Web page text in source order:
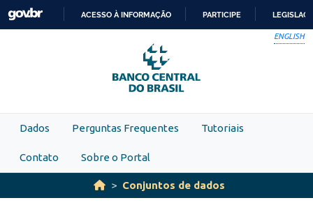
Skip to main content
PARA
O
CONTEÚDO
ACESSO À INFORMAÇÃO PARTICIPE
ENGLISH
Dados Perguntas Frequentes Tutoriais
Contato Sobre o Portal
Conjuntos de dados